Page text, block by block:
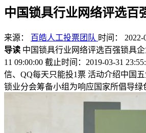
中国锁具行业网络评选百
来源： 百皓人工投票团队 时间： 2022-
导读 中国锁具行业网络评选百强锁具
11 09:00:00 截止时间：2019-03-31
信、QQ每天只能投1票 活动介绍中国
锁业分会筹备小组为响应国家所倡导绿